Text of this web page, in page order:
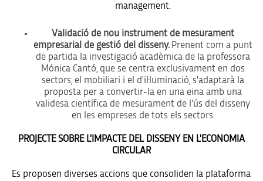
management.
Validació de nou instrument de mesurament
empresarial de gestió del disseny. Prenent com a punt
de partida la investigació acadèmica de la professora
Mónica Cantó, que se centra exclusivament en dos
sectors, el mobiliari i el d'il·luminació, s'adaptarà la
proposta per a convertir-la en una eina amb una
validesa científica de mesurament de l'ús del disseny
en les empreses de tots els sectors.
PROJECTE SOBRE L'IMPACTE DEL DISSENY EN L'ECONOMIA
CIRCULAR
Es proposen diverses accions que consoliden la plataforma